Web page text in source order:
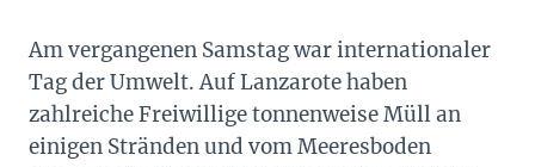
Am vergangenen Samstag war internationaler
Tag der Umwelt. Auf Lanzarote haben
zahlreiche Freiwillige tonnenweise Müll an
einigen Stränden und vom Meeresboden